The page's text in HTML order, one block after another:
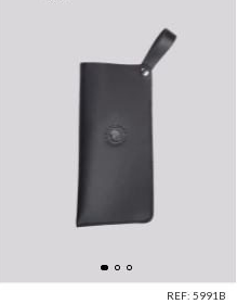
REF: 5991B